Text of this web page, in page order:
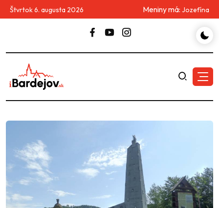
Štvrtok 6. augusta 2026 Meniny má: Jozefína